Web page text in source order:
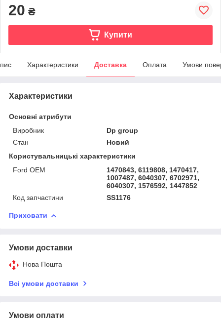
20 ₴
Купити
Характеристики Доставка Оплата Умови
Характеристики
Основні атрибути
Виробник
Dp group
Стан
Новий
Користувальницькі характеристики
Ford OEM
1470843, 6119808, 1470417,
1007487, 6040307, 6702971,
6040307, 1576592, 1447852
Код запчастини
SS1176
Приховати
Умови доставки
Нова Пошта
Всі умови доставки
Умови оплати